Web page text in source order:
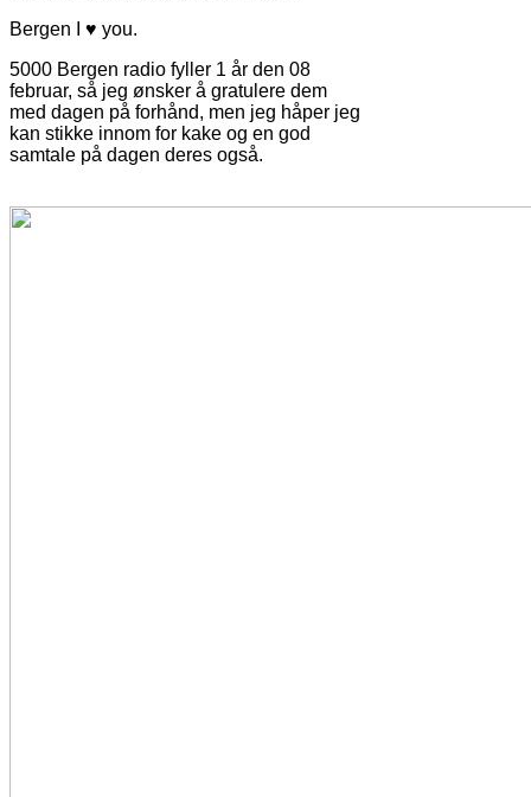
Bergen I ♥ you.
5000 Bergen radio fyller 1 år den 08
februar, så jeg ønsker å gratulere dem
med dagen på forhånd, men jeg håper jeg
kan stikke innom for kake og en god
samtale på dagen deres også.